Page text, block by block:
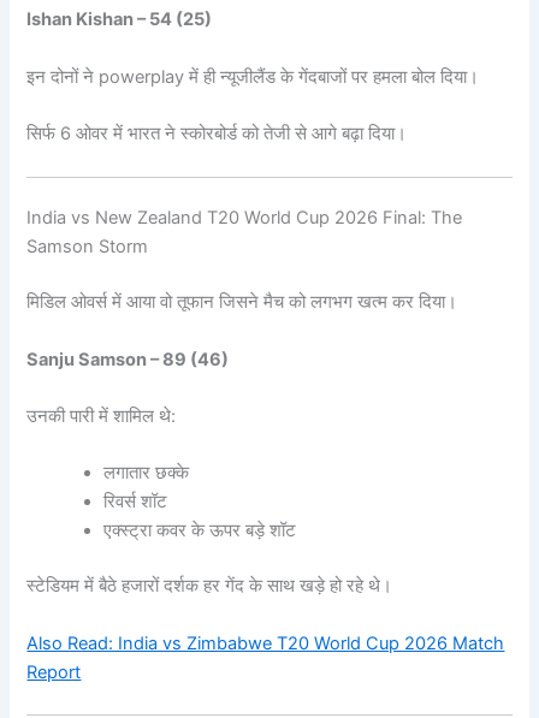
Ishan Kishan – 54 (25)
इन दोनों ने powerplay में ही न्यूजीलैंड के गेंदबाजों पर हमला बोल दिया।
सिर्फ 6 ओवर में भारत ने स्कोरबोर्ड को तेजी से आगे बढ़ा दिया।
India vs New Zealand T20 World Cup 2026 Final: The
Samson Storm
मिडिल ओवर्स में आया वो तूफान जिसने मैच को लगभग खत्म कर दिया।
Sanju Samson – 89 (46)
उनकी पारी में शामिल थे:
लगातार छक्के
रिवर्स शॉट
एक्स्ट्रा कवर के ऊपर बड़े शॉट
स्टेडियम में बैठे हजारों दर्शक हर गेंद के साथ खड़े हो रहे थे।
Also Read: India vs Zimbabwe T20 World Cup 2026 Match
Report